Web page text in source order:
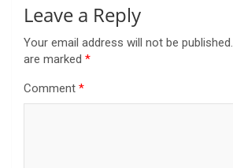
Leave a Reply
Your email address will not be published.
are marked *
Comment *